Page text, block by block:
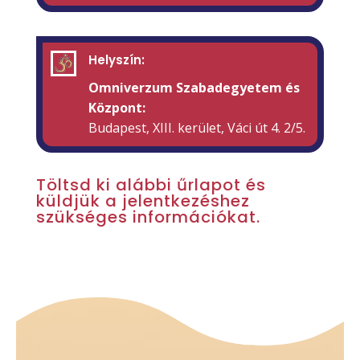
Helyszín:
Omniverzum Szabadegyetem és
Központ:
Budapest, XIII. kerület, Váci út 4. 2/5.
Töltsd ki alábbi űrlapot és
küldjük a jelentkezéshez
szükséges információkat.